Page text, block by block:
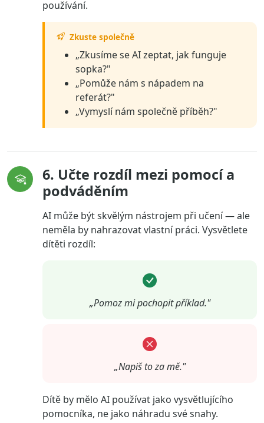
používání.
Zkuste společně
„Zkusíme se AI zeptat, jak funguje
sopka?"
„Pomůže nám s nápadem na
referát?"
„Vymyslí nám společně příběh?"
6. Učte rozdíl mezi pomocí a
podváděním
AI může být skvělým nástrojem při učení — ale
neměla by nahrazovat vlastní práci. Vysvětlete
dítěti rozdíl:
„Pomoz mi pochopit příklad."
„Napiš to za mě."
Dítě by mělo AI používat jako vysvětlujícího
pomocníka, ne jako náhradu své snahy.